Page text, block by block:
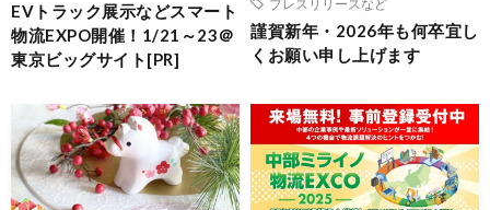
EVトラック展示などスマート
物流EXPO開催！1/21～23＠
東京ビッグサイト[PR]
プレスリリースなど
謹賀新年・2026年も何卒宜し
くお願い申し上げます